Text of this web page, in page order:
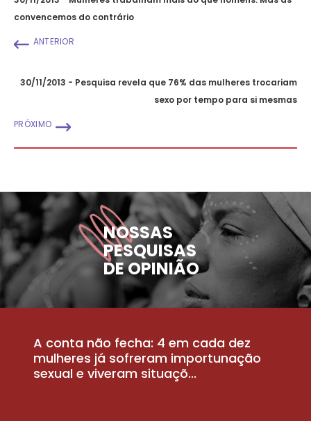
convencemos do contrário
ANTERIOR
30/11/2013 - Pesquisa revela que 76% das mulheres trocariam
sexo por tempo para si mesmas
PRÓXIMO
NOSSAS
PESQUISAS
DE OPINIÃO
A conta não fecha: 4 em cada dez
mulheres já sofreram importunação
sexual e viveram situaçõ...